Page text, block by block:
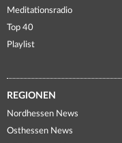
Meditationsradio
Top 40
Playlist
REGIONEN
Nordhessen News
Osthessen News